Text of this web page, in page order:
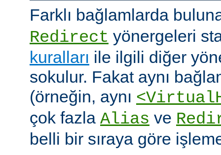
Farklı bağlamlarda
Redirect yönergeleri
kuralları ile ilgili diğer
sokulur. Fakat aynı
(örneğin, aynı
çok fazla Alias ve
belli bir sıraya göre